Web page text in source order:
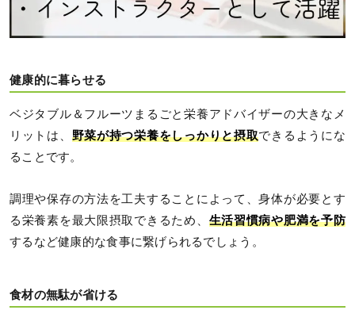
健康的に暮らせる
ベジタブル＆フルーツまるごと栄養アドバイザーの大きなメ
リットは、 野菜が持つ栄養をしっかりと摂取できるようにな
ることです。
調理や保存の方法を工夫することによって、身体が必要とす
る栄養素を最大限摂取できるため、 生活習慣病や肥満を予防
するなど健康的な食事に繋げられるでしょう。
食材の無駄が省ける